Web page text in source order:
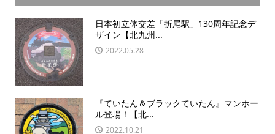
日本初立体交差「折尾駅」130周年記念デ
ザイン【北九州...
2022.05.28
『ていたん＆ブラックていたん』マンホー
ル登場！【北...
2022.10.21